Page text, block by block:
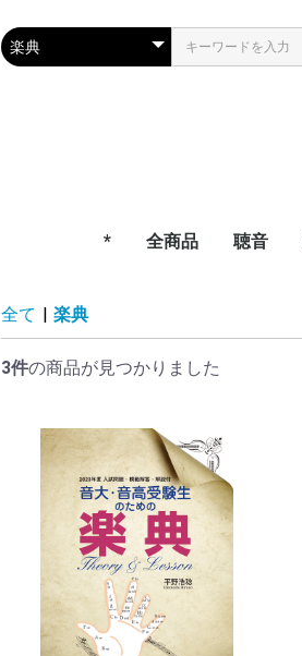
* 全商品 聴音
全て | 楽典
3件の商品が見つかりました